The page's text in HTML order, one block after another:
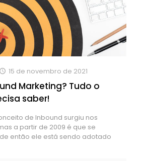
15 de novembro de 2021
Marketing? Tudo o
saber!
de Inbound surgiu nos
a partir de 2009 é que se
então ele está sendo adotado